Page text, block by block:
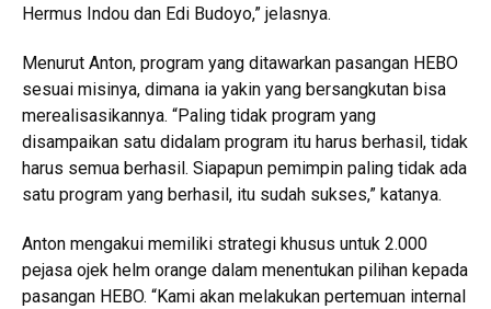
Hermus Indou dan Edi Budoyo,” jelasnya.
Menurut Anton, program yang ditawarkan pasangan HEBO
sesuai misinya, dimana ia yakin yang bersangkutan bisa
merealisasikannya. “Paling tidak program yang
disampaikan satu didalam program itu harus berhasil, tidak
harus semua berhasil. Siapapun pemimpin paling tidak ada
satu program yang berhasil, itu sudah sukses,” katanya.
Anton mengakui memiliki strategi khusus untuk 2.000
pejasa ojek helm orange dalam menentukan pilihan kepada
pasangan HEBO. “Kami akan melakukan pertemuan internal